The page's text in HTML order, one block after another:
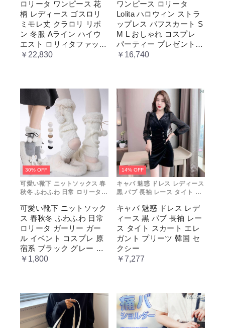
ウエスト ロリィタファッショ
ン レトロ風 クラシカル 上品
かわいい 日常着 通勤 お出かけ
仮 通学
ロリータ ワンピース 花
柄 レディース ゴスロリ
ミモレ丈 クラロリ リボ
ン 冬服 Aライン ハイウ
エスト ロリィタファッシ
ョン レトロ風 クラシカ
￥22,830
プレ パーティー プレゼント レ
ディース コスチューム プリン
セス ロマンティック ブル ドレ
ス
ワンピース ロリータ
Lolita ハロウィン ストラ
ップレス パフスカート S
M L おしゃれ コスプレ
パーティー プレゼント
レディース コスチューム
￥16,740
30% OFF
可愛い靴下 ニットソックス 春
秋冬 ふわふわ 日常 ロリータ
プレ 原宿系 ブラック グレー
ベージュ cm067t2t2x1 ホワ
イト
可愛い靴下 ニットソック
ス 春秋冬 ふわふわ 日常
ロリータ ガーリー ガー
ル イベント コスプレ 原
宿系 ブラック グレー ベ
ージュ cm067t2t2x1 ホワ
￥1,800
14% OFF
キャバ 魅惑 ドレス レディース
黒 パブ 長袖 レース タイト ス
国 セクシー
キャバ 魅惑 ドレス レデ
ィース 黒 パブ 長袖 レー
ス タイト スカート エレ
ガント プリーツ 韓国 セ
クシー
￥7,277